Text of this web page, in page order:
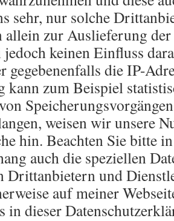
sehr, nur solche
allein zur Auslieferung
jedoch keinen Einfluss
gegebenenfalls die IP-
kann zum Beispiel
weisen wir unsere
hin. Beachten Sie bitte
auch die speziellen
Drittanbietern und
auf meiner
in dieser